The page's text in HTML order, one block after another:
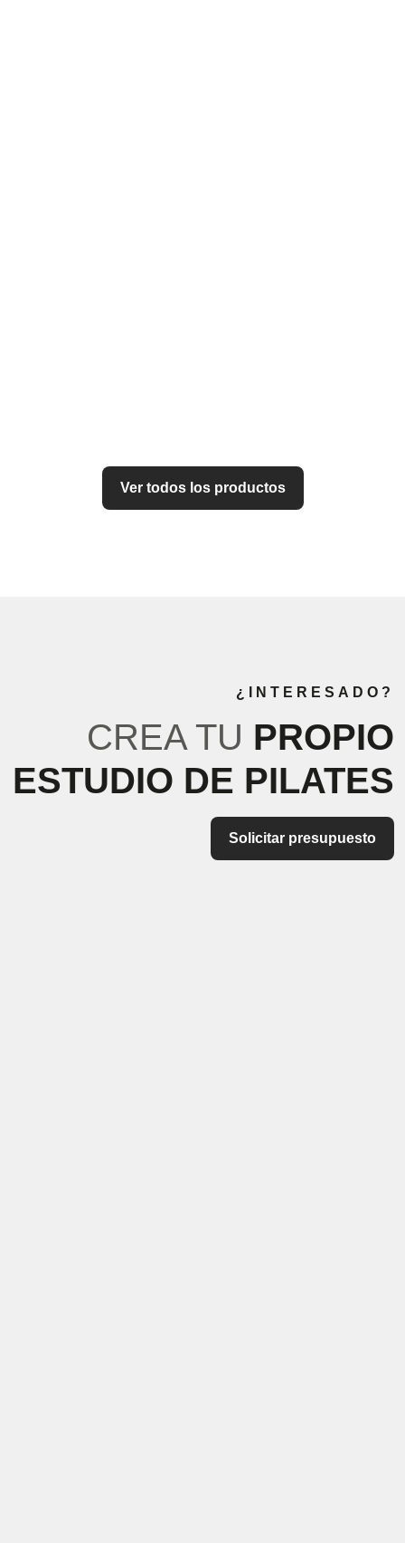
Ver todos los productos
¿INTERESADO?
CREA TU PROPIO
ESTUDIO DE PILATES
Solicitar presupuesto